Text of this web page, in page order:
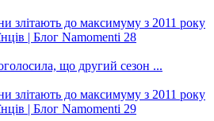
що другий сезон ...